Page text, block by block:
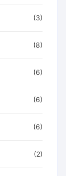
(3)
(8)
(6)
(6)
(6)
(2)